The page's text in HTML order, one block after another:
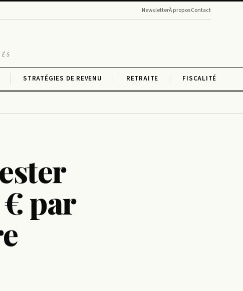
NewsletterÀ proposContact
STRATÉGIES DE REVENU RETRAITE FISCALITÉ
par